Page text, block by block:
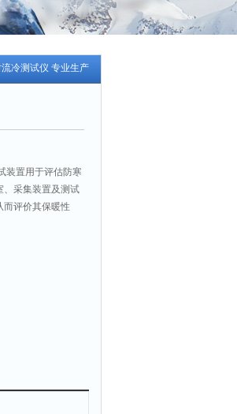
冷测试仪 专业生产
装置用于评估防寒
、采集装置及测试
而评价其保暖性